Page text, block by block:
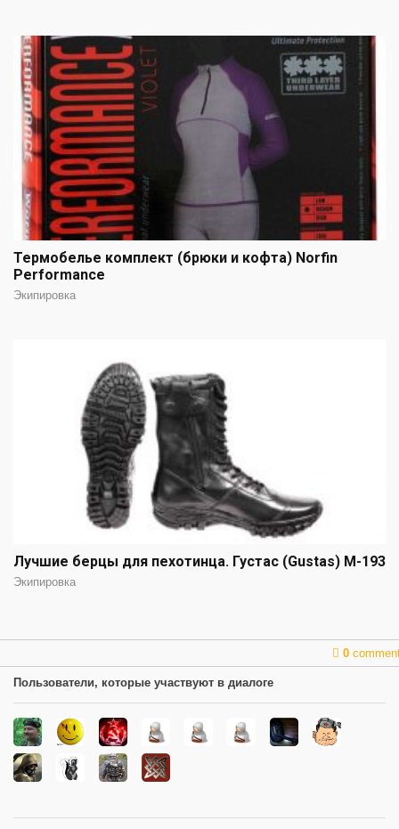
Термобелье комплект (брюки и кофта) Norfin
Performance
Экипировка
Лучшие берцы для пехотинца. Густас (Gustas) М-193
Экипировка
0
Пользователи, которые участвуют в диалоге